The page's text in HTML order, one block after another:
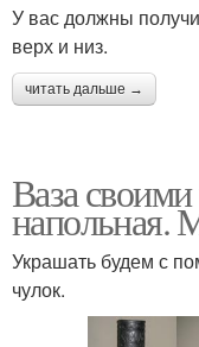
У вас должны
верх и низ.
читать дальше →
Ваза
напольная.
Украшать будем с
чулок.